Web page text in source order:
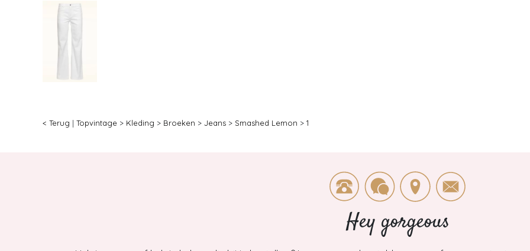
< Terug | Topvintage > Kleding > Broeken > Jeans > Smashed Lemon > 1
Hey gorgeous